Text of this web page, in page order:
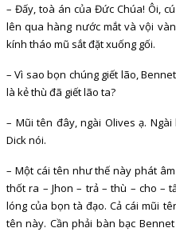
– Đấy, toà án của Đức Chúa! Ôi,
lên qua hàng nước mắt và vội
kính tháo mũ sắt đặt xuống gối.
– Vì sao bọn chúng giết lão,
là kẻ thù đã giết lão ta?
– Mũi tên đây, ngài Olives ạ.
Dick nói.
– Một cái tên như thế này phát
thốt ra – Jhon – trả – thù – cho –
lóng của bọn tà đạo. Cả cái mũi
tên này. Cần phải bàn bạc